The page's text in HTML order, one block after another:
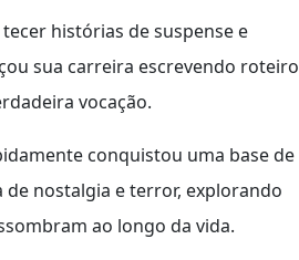
histórias de suspense e
sua carreira escrevendo
vocação.
conquistou uma base de
nostalgia e terror, explorando
ao longo da vida.